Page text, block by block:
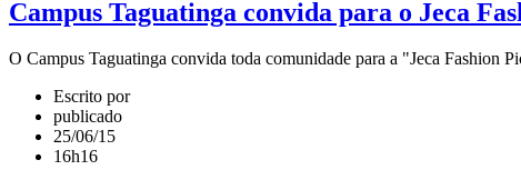
Campus Taguatinga convida para o Jeca
O Campus Taguatinga convida toda comunidade para a "Jeca Fashion
Escrito por
publicado
25/06/15
16h16